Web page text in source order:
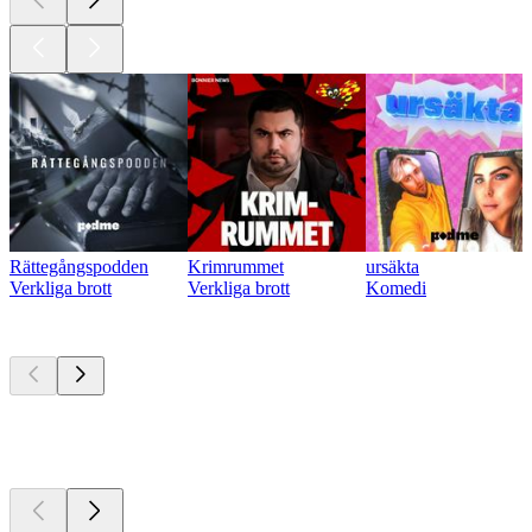
Rättegångspodden
Verkliga brott
Krimrummet
Verkliga brott
ursäkta
Komedi